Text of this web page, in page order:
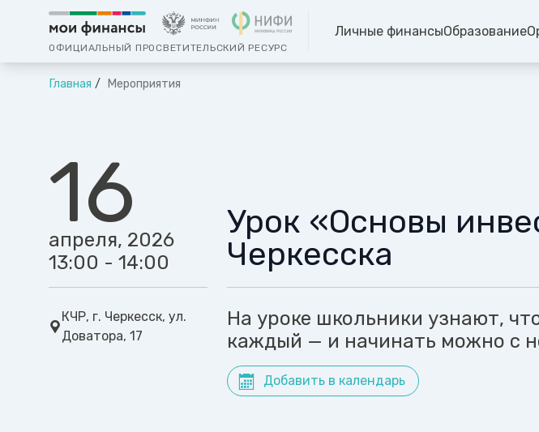
ОФИЦИАЛЬНЫЙ ПРОСВЕТИТЕЛЬСКИЙ РЕСУРС
Личные финансыОбразование
Главная Мероприятия
16
апреля, 2026
13:00 - 14:00
КЧР, г. Черкесск, ул.
Доватора, 17
Урок «Основы
Черкесска
На уроке школьники узнают,
каждый — и начинать можно с
Добавить в календарь